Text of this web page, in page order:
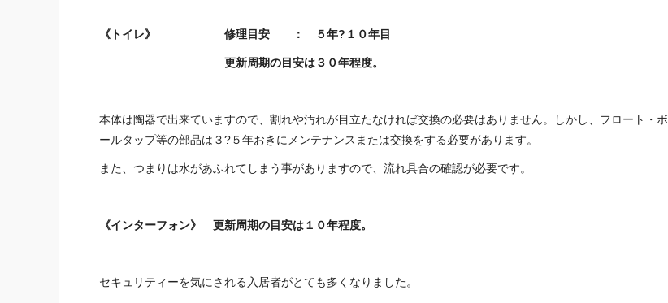
《トイレ》 修理目安 ： ５年?１０年目
更新周期の目安は３０年程度。
本体は陶器で出来ていますので、割れや汚れが目立たなければ交換の必要はありません。しかし、フロート・ボ
ールタップ等の部品は３?５年おきにメンテナンスまたは交換をする必要があります。
また、つまりは水があふれてしまう事がありますので、流れ具合の確認が必要です。
《インターフォン》 更新周期の目安は１０年程度。
セキュリティーを気にされる入居者がとても多くなりました。